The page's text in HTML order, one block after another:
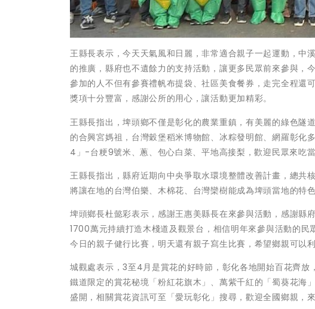
王縣長表示，今天天氣風和日麗，非常適合親子一起運動，中
的推廣，縣府也不遺餘力的支持活動，讓更多民眾前來參與，
參加的人不但有參賽禮帆布提袋、社區美食餐券，走完全程還
獎項十分豐富，感謝公所的用心，讓活動更加精彩。
王縣長指出，埤頭鄉不僅是彰化的農業重鎮，有美麗的綠色
的合興宮媽祖，台灣穀堡稻米博物館、冰粽發明館、網羅彰化
4」-台粳9號米、蔥、包心白菜、平地高接梨，歡迎民眾來吃當
王縣長指出，縣府近期向中央爭取水環境整體改善計畫，總共
將讓在地的台灣伯樂、木棉花、台灣欒樹能成為埤頭當地的特色
埤頭鄉長杜懿彩表示，感謝王惠美縣長在來參與活動，感謝縣
1700萬元持續打造木棧道及觀景台，相信明年來參與活動的
今日的親子健行比賽，明天還有親子寫生比賽，希望鄉親可以
城觀處表示，3至4月是賞花的好時節，彰化各地開始百花齊放
鐵道限定的賞花秘境「粉紅花旗木」、萬紫千紅的「蜀葵花海
盛開，相關賞花資訊可至「愛玩彰化」搜尋，歡迎全國鄉親，